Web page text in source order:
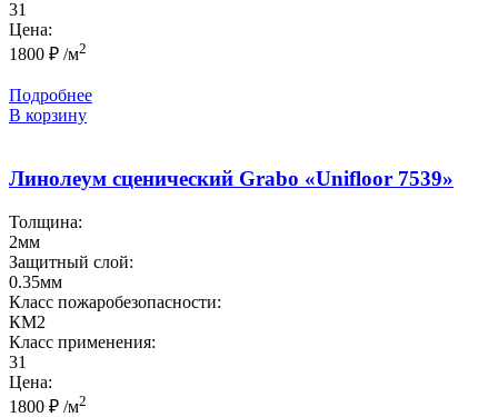
31
Цена:
1800 ₽ /м2
Подробнее
В корзину
Линолеум сценический Grabo «Unifloor 7539»
Толщина:
2мм
Защитный слой:
0.35мм
Класс пожаробезопасности:
КМ2
Класс применения:
31
Цена:
1800 ₽ /м2